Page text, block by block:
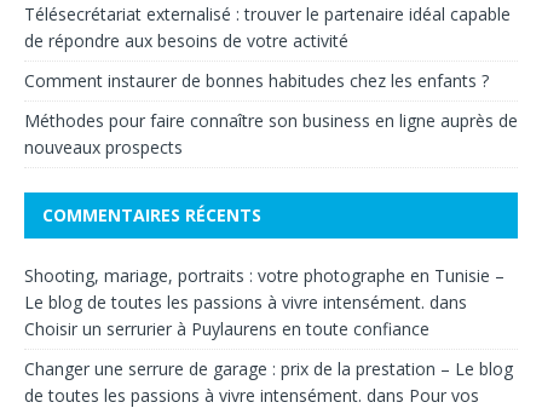
Télésecrétariat externalisé : trouver le partenaire idéal capable
de répondre aux besoins de votre activité
Comment instaurer de bonnes habitudes chez les enfants ?
Méthodes pour faire connaître son business en ligne auprès de
nouveaux prospects
COMMENTAIRES RÉCENTS
Shooting, mariage, portraits : votre photographe en Tunisie –
Le blog de toutes les passions à vivre intensément. dans
Choisir un serrurier à Puylaurens en toute confiance
Changer une serrure de garage : prix de la prestation – Le blog
de toutes les passions à vivre intensément. dans Pour vos